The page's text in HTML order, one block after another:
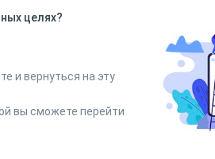
целях?
и вернуться на эту
вы сможете перейти